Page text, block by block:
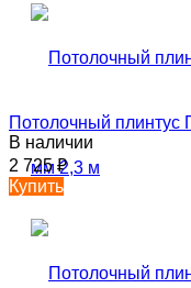
Потолочный плинтус
В наличии
2 725₽
Купить